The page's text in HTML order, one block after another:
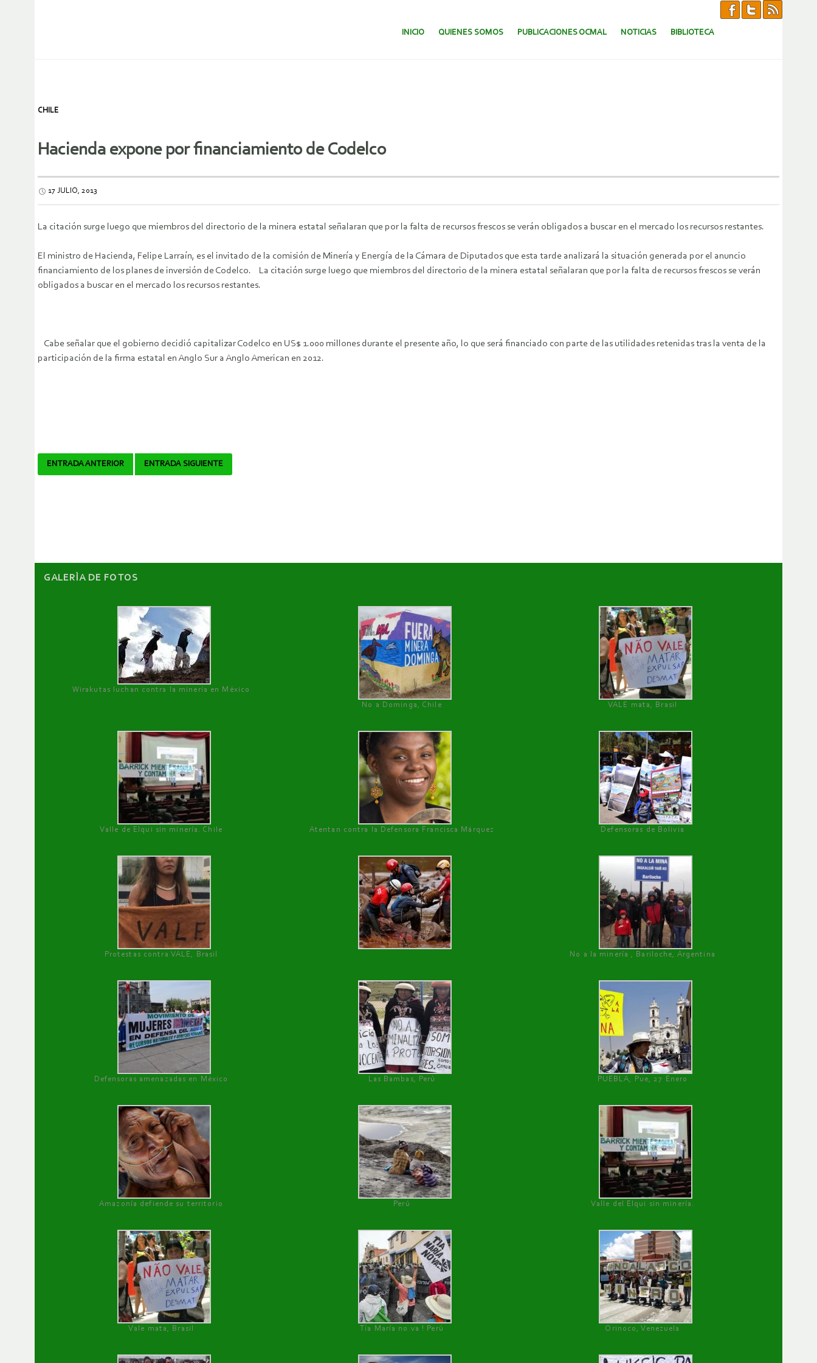
SALTAR AL CONTENIDO.
INICIO QUIENES SOMOS PUBLICACIONES OCMAL NOTICIAS BIBLIOTECA
CHILE
Hacienda expone por financiamiento de Codelco
17 JULIO, 2013
La citación surge luego que miembros del directorio de la minera estatal señalaran que por la falta de recursos frescos se verán obligados a buscar en el mercado los recursos restantes.
El ministro de Hacienda, Felipe Larraín, es el invitado de la comisión de Minería y Energía de la Cámara de Diputados que esta tarde analizará la situación generada por el anuncio
financiamiento de los planes de inversión de Codelco. La citación surge luego que miembros del directorio de la minera estatal señalaran que por la falta de recursos frescos se verán
obligados a buscar en el mercado los recursos restantes.
Cabe señalar que el gobierno decidió capitalizar Codelco en US$ 1.000 millones durante el presente año, lo que será financiado con parte de las utilidades retenidas tras la venta de la
participación de la firma estatal en Anglo Sur a Anglo American en 2012.
Navegador
ENTRADA ANTERIOR ENTRADA SIGUIENTE
GALERÌA DE FOTOS
Wirakutas luchan contra la minería en México
No a Dominga, Chile
VALE mata, Brasil
Valle de Elqui sin minería. Chile Atentan contra la Defensora Francisca Márquez Defensoras de Bolivia
Protestas contra VALE, Brasil No a la minería , Bariloche, Argentina
Defensoras amenazadas en México Las Bambas, Perú PUEBLA, Pue, 27 Enero
Amazonía defiende su territorio Perú Valle del Elqui sin minería.
Vale mata, Brasil Tía María no va ! Perú Orinoco, Venezuela